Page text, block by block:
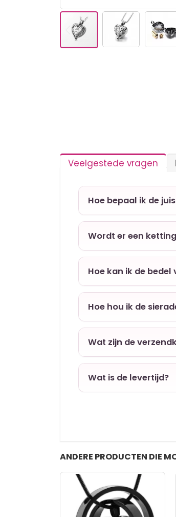
Veelgestede vragen
Hoe bepaal ik de
Wordt er een
Hoe kan ik de bedel
Hoe hou ik de
Wat zijn de
Wat is de levertijd?
ANDERE PRODUCTEN DIE